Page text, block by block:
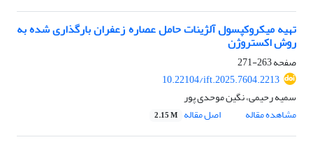
تهیه میکروکپسول آلژینات حامل عصاره زعفران بارگذاری شده به
روش اکستروژن
صفحه263-271
10.22104/ift.2025.7604.2213
سمیه رحیمی، نگین موحدی پور
مشاهده مقاله
اصل مقاله 2.15 M